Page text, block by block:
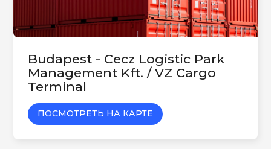
Budapest - Cecz Logistic Park
Management Kft. / VZ Cargo
Terminal
ПОСМОТРЕТЬ НА КАРТЕ